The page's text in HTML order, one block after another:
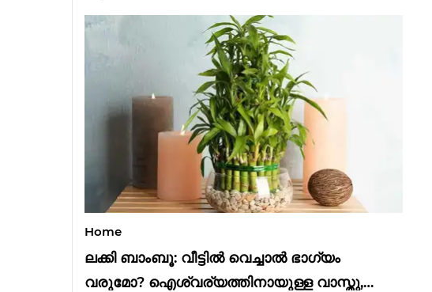
Home
ലക്കി ബാംബൂ: വീട്ടിൽ വെച്ചാൽ ഭാഗ്യം
വരുമോ? ഐശ്വര്യത്തിനായുള്ള വാസ്തു,